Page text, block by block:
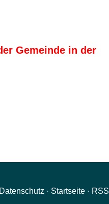
Gemeinde in der
Datenschutz · Startseite· RSS